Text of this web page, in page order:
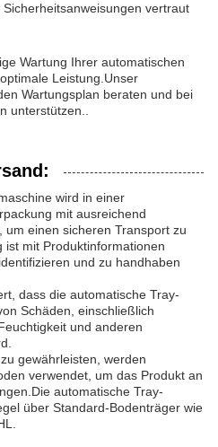
vertraut
Wartung Ihrer automatischen
Leistung.Unser
Wartungsplan beraten und bei
unterstützen..
wird in einer
mit ausreichend
einen sicheren Transport zu
ist mit Produktinformationen
und zu handhaben
dass die automatische Tray-
Schäden, einschließlich
und anderen
gewährleisten, werden
verwendet, um das Produkt an
automatische Tray-
über Standard-Bodenträger wie